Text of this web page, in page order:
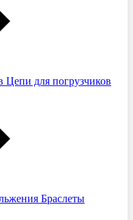
Цепи для погрузчиков
Браслеты